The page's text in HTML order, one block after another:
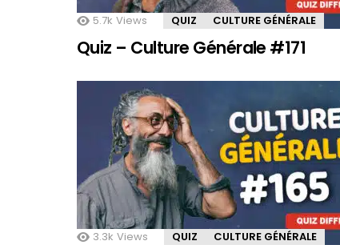
5.7k Views QUIZ CULTURE GÉNÉRALE
Quiz – Culture Générale #171
3.3k Views QUIZ CULTURE GÉNÉRALE